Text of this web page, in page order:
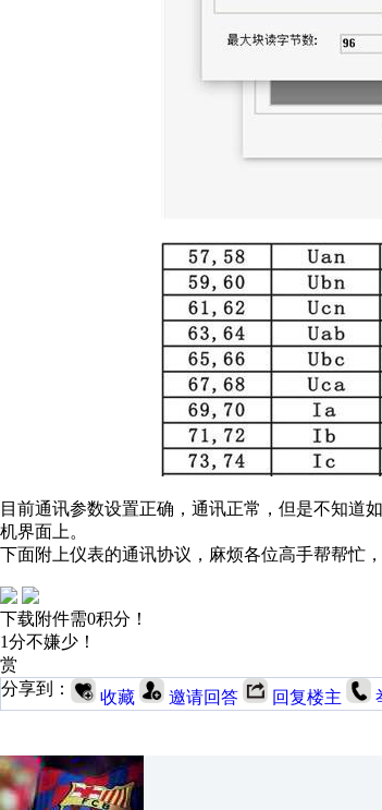
目前通讯参数设置正确，通讯正常，但是不知道
机界面上。
下面附上仪表的通讯协议，麻烦各位高手帮帮忙，
下载附件需0积分！
1分不嫌少！
赏
分享到：
收藏 邀请回答 回复楼主